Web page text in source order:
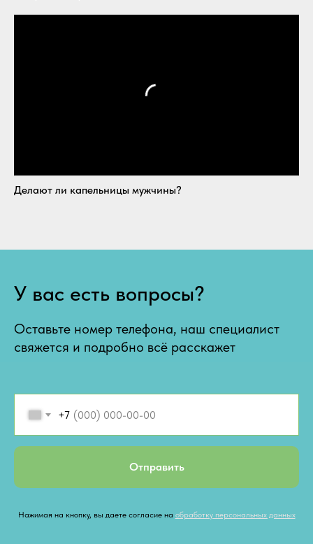
Делают ли капельницы мужчины?
У вас есть вопросы?
Оставьте номер телефона, наш специалист
свяжется и подробно всё расскажет
+7
Отправить
Нажимая на кнопку, вы даете согласие на обработку персональных данных